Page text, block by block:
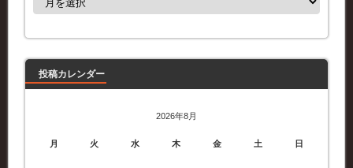
事
投稿カレンダー
2026年8月
月 火 水 木 金 土 日